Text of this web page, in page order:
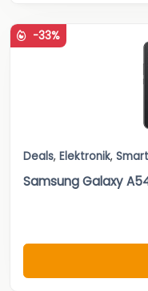
-33%
Deals, Elektronik,
Samsung Galaxy